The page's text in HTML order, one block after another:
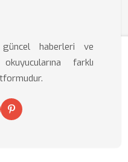
güncel haberleri ve
farklı